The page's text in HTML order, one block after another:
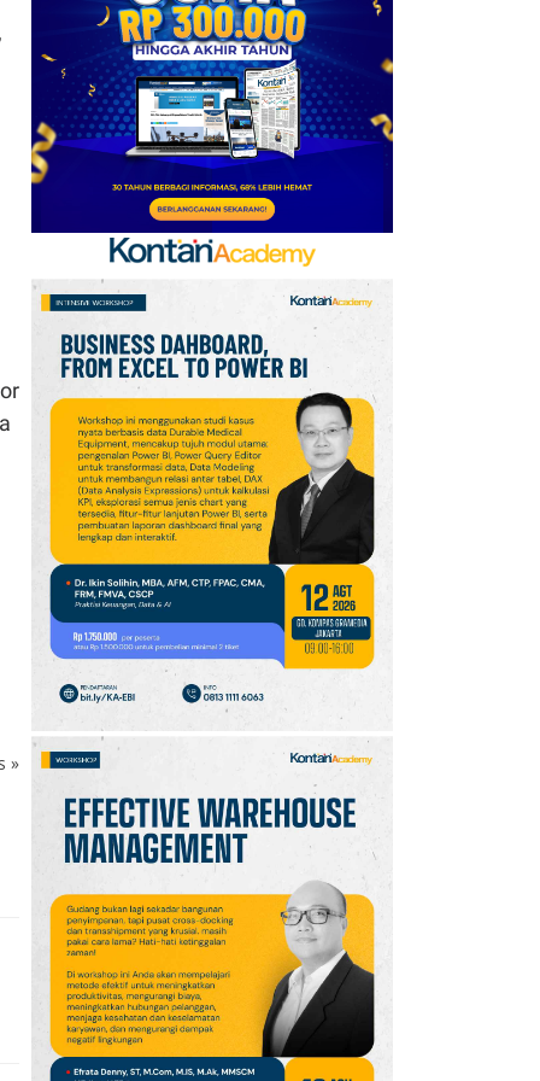
»
Goreng 2 Liter Mulai
Rp41.500
7
Arsenal Perpanjang
Kerja Sama dengan
Emirates hingga 2033, Ini
Detail Kemitraannya
Apa Saja Syarat
Pencairan JHT 10%? Cek
Dokumen dan Panduan
untuk Peserta BPJSTK
9
Promo Alfamart Murah
Banget 7–13 Agustus
2026, Sunlight hingga
Bebelac Diskon
10 Promo JSM Superindo
7–9 Agustus 2026,
Minyak Goreng Rp37.900
hingga Buah Diskon 50%